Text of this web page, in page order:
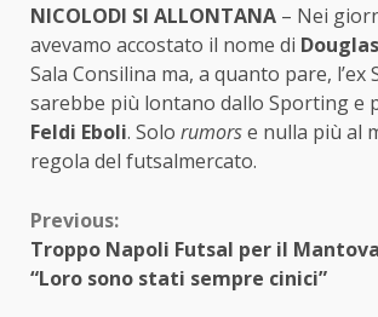
NICOLODI SI ALLONTANA – Nei
avevamo accostato il nome di
Sala Consilina ma, a quanto pare, l’ex
sarebbe più lontano dallo Sporting e
Feldi Eboli. Solo rumorse nulla più al
regola del futsalmercato.
Continue
Reading
Previous:
Troppo Napoli Futsal per il
“Loro sono stati sempre cinici”